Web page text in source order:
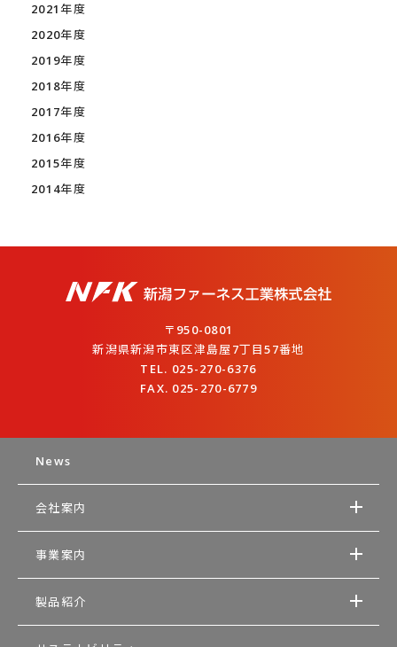
2021年度
2020年度
2019年度
2018年度
2017年度
2016年度
2015年度
2014年度
〒950-0801
新潟県新潟市東区津島屋7丁目57番地
TEL. 025-270-6376
FAX. 025-270-6779
News
会社案内
事業案内
製品紹介